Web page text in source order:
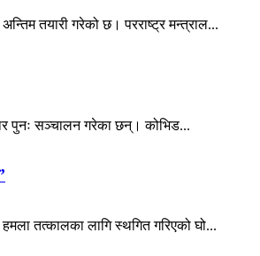
तयारी गरेको छ। परराष्ट्र मन्त्राल...
पुनः सञ्चालन गरेका छन्। कोभिड...
तत्कालका लागि स्थगित गरिएको घो...